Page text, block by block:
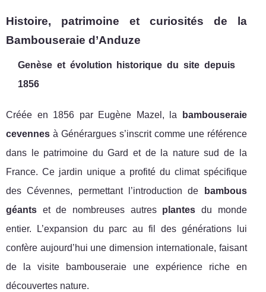
Histoire, patrimoine et curiosités de la
Bambouseraie d’Anduze
Genèse et évolution historique du site depuis
1856
Créée en 1856 par Eugène Mazel, la
bambouseraie
cevennes à Générargues s’inscrit comme une référence
dans le patrimoine du Gard et de la nature sud de la
France. Ce jardin unique a profité du climat spécifique
des Cévennes, permettant l’introduction de
bambous
géants et de nombreuses autres plantes du monde
entier. L’expansion du parc au fil des générations lui
confère aujourd’hui une dimension internationale, faisant
de la visite bambouseraie une expérience riche en
découvertes nature.